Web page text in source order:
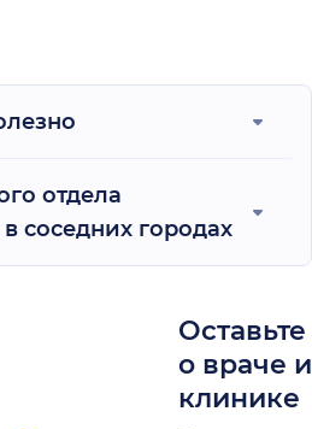
отдела
соседних городах
о враче
клинике